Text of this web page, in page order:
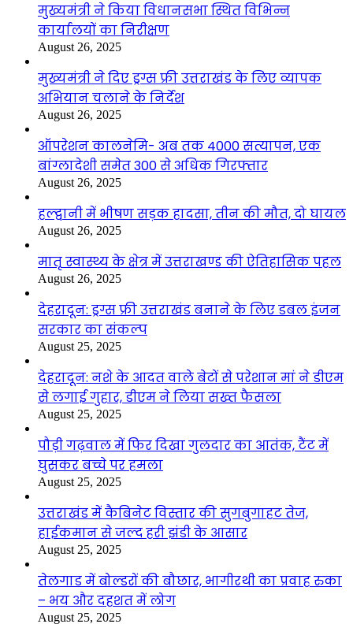
मुख्यमंत्री ने किया विधानसभा स्थित विभिन्न
कार्यालयों का निरीक्षण
August 26, 2025
मुख्यमंत्री ने दिए ड्रग्स फ्री उत्तराखंड के लिए व्यापक
अभियान चलाने के निर्देश
August 26, 2025
ऑपरेशन कालनेमि- अब तक 4000 सत्यापन, एक
बांग्लादेशी समेत 300 से अधिक गिरफ्तार
August 26, 2025
हल्द्वानी में भीषण सड़क हादसा, तीन की मौत, दो घायल
August 26, 2025
मातृ स्वास्थ्य के क्षेत्र में उत्तराखण्ड की ऐतिहासिक पहल
August 26, 2025
देहरादून: ड्रग्स फ्री उत्तराखंड बनाने के लिए डबल इंजन
सरकार का संकल्प
August 25, 2025
देहरादून: नशे के आदत वाले बेटों से परेशान मां ने डीएम
से लगाई गुहार, डीएम ने लिया सख्त फैसला
August 25, 2025
पौड़ी गढ़वाल में फिर दिखा गुलदार का आतंक, टैंट में
घुसकर बच्चे पर हमला
August 25, 2025
उत्तराखंड में कैबिनेट विस्तार की सुगबुगाहट तेज,
हाईकमान से जल्द हरी झंडी के आसार
August 25, 2025
तेलगाड में बोल्डरों की बौछार, भागीरथी का प्रवाह रुका
– भय और दहशत में लोग
August 25, 2025